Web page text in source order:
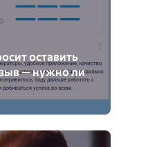
оставить
— нужно ли